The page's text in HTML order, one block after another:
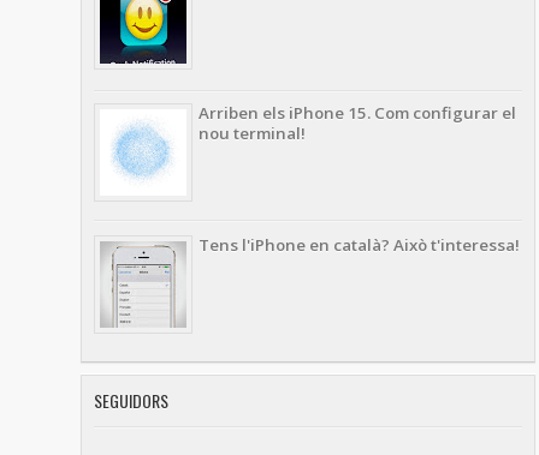
Arriben els iPhone 15. Com configurar el
nou terminal!
Tens l'iPhone en català? Això t'interessa!
SEGUIDORS